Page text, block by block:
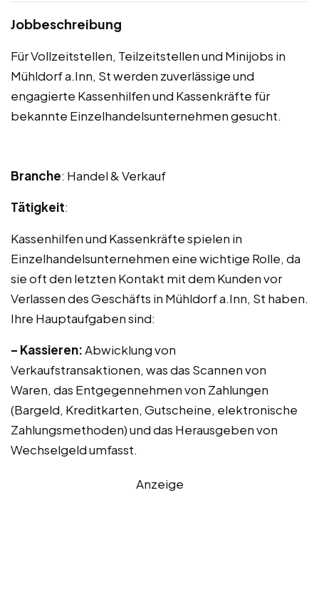
Jobbeschreibung
Für Vollzeitstellen, Teilzeitstellen und Minijobs in
Mühldorf a.Inn, St werden zuverlässige und
engagierte Kassenhilfen und Kassenkräfte für
bekannte Einzelhandelsunternehmen gesucht.
Branche: Handel & Verkauf
Tätigkeit:
Kassenhilfen und Kassenkräfte spielen in
Einzelhandelsunternehmen eine wichtige Rolle, da
sie oft den letzten Kontakt mit dem Kunden vor
Verlassen des Geschäfts in Mühldorf a.Inn, St haben.
Ihre Hauptaufgaben sind:
– Kassieren:Abwicklung von
Verkaufstransaktionen, was das Scannen von
Waren, das Entgegennehmen von Zahlungen
(Bargeld, Kreditkarten, Gutscheine, elektronische
Zahlungsmethoden) und das Herausgeben von
Wechselgeld umfasst.
Anzeige